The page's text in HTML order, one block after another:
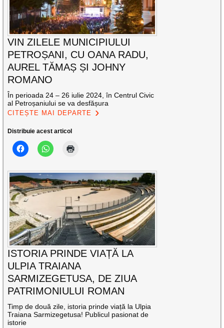
VIN ZILELE MUNICIPIULUI
PETROȘANI, CU OANA RADU,
AUREL TĂMAȘ ȘI JOHNY
ROMANO
În perioada 24 – 26 iulie 2024, în Centrul Civic
al Petroșaniului se va desfășura
CITEȘTE MAI DEPARTE
Distribuie acest articol
ISTORIA PRINDE VIAȚĂ LA
ULPIA TRAIANA
SARMIZEGETUSA, DE ZIUA
PATRIMONIULUI ROMAN
Timp de două zile, istoria prinde viață la Ulpia
Traiana Sarmizegetusa! Publicul pasionat de
istorie